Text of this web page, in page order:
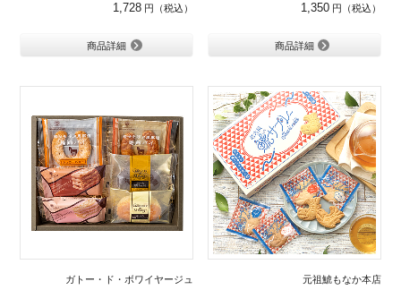
1,728
商品詳細
1,350
商品詳細
ガトー・ド・ボワイヤージュ
元祖鯱もなか本店